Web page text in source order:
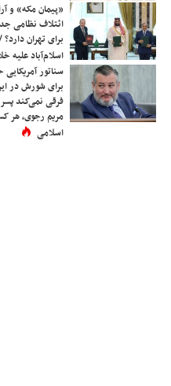
«پیمان مکه» و
ائتلاف نظامی
برای تهران
اسلام‌آباد علیه
سناتور
برای شورش در
فرقی نمی‌کند پسر
مریم رجوی، هر
اسلامی